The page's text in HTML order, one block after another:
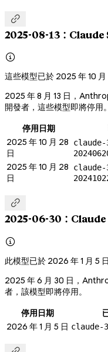

2025-08-13：Claude

這些模型已於 2025 年 10 月
2025 年 8 月 13 日，
開發者，這些模型即將停用。
停用日期
2025 年 10 月 28
日
2025 年 10 月 28
日

2025-06-30：Claude

此模型已於 2026 年 1 月 5
2025 年 6 月 30 日，
者，該模型即將停用。
停用日期
2026 年 1 月 5 日 claude-